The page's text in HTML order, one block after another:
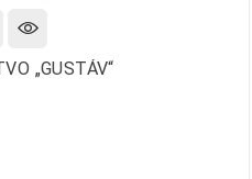
„GUSTÁV“